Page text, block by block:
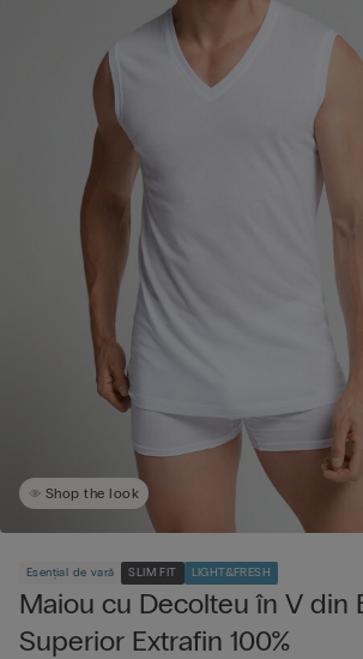
Shop the look
Esențial de vară SLIM FIT LIGHT&FRESH
Maiou cu Decolteu în V din
Superior Extrafin 100%